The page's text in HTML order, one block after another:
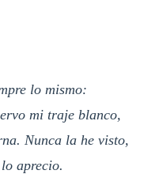
lo mismo:
mi traje blanco,
Nunca la he visto,
aprecio.